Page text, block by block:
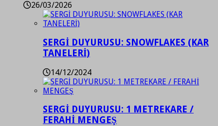
26/03/2026
SERGİ DUYURUSU: SNOWFLAKES (KAR
TANELERİ)
14/12/2024
SERGİ DUYURUSU: 1 METREKARE /
FERAHİ MENGEŞ